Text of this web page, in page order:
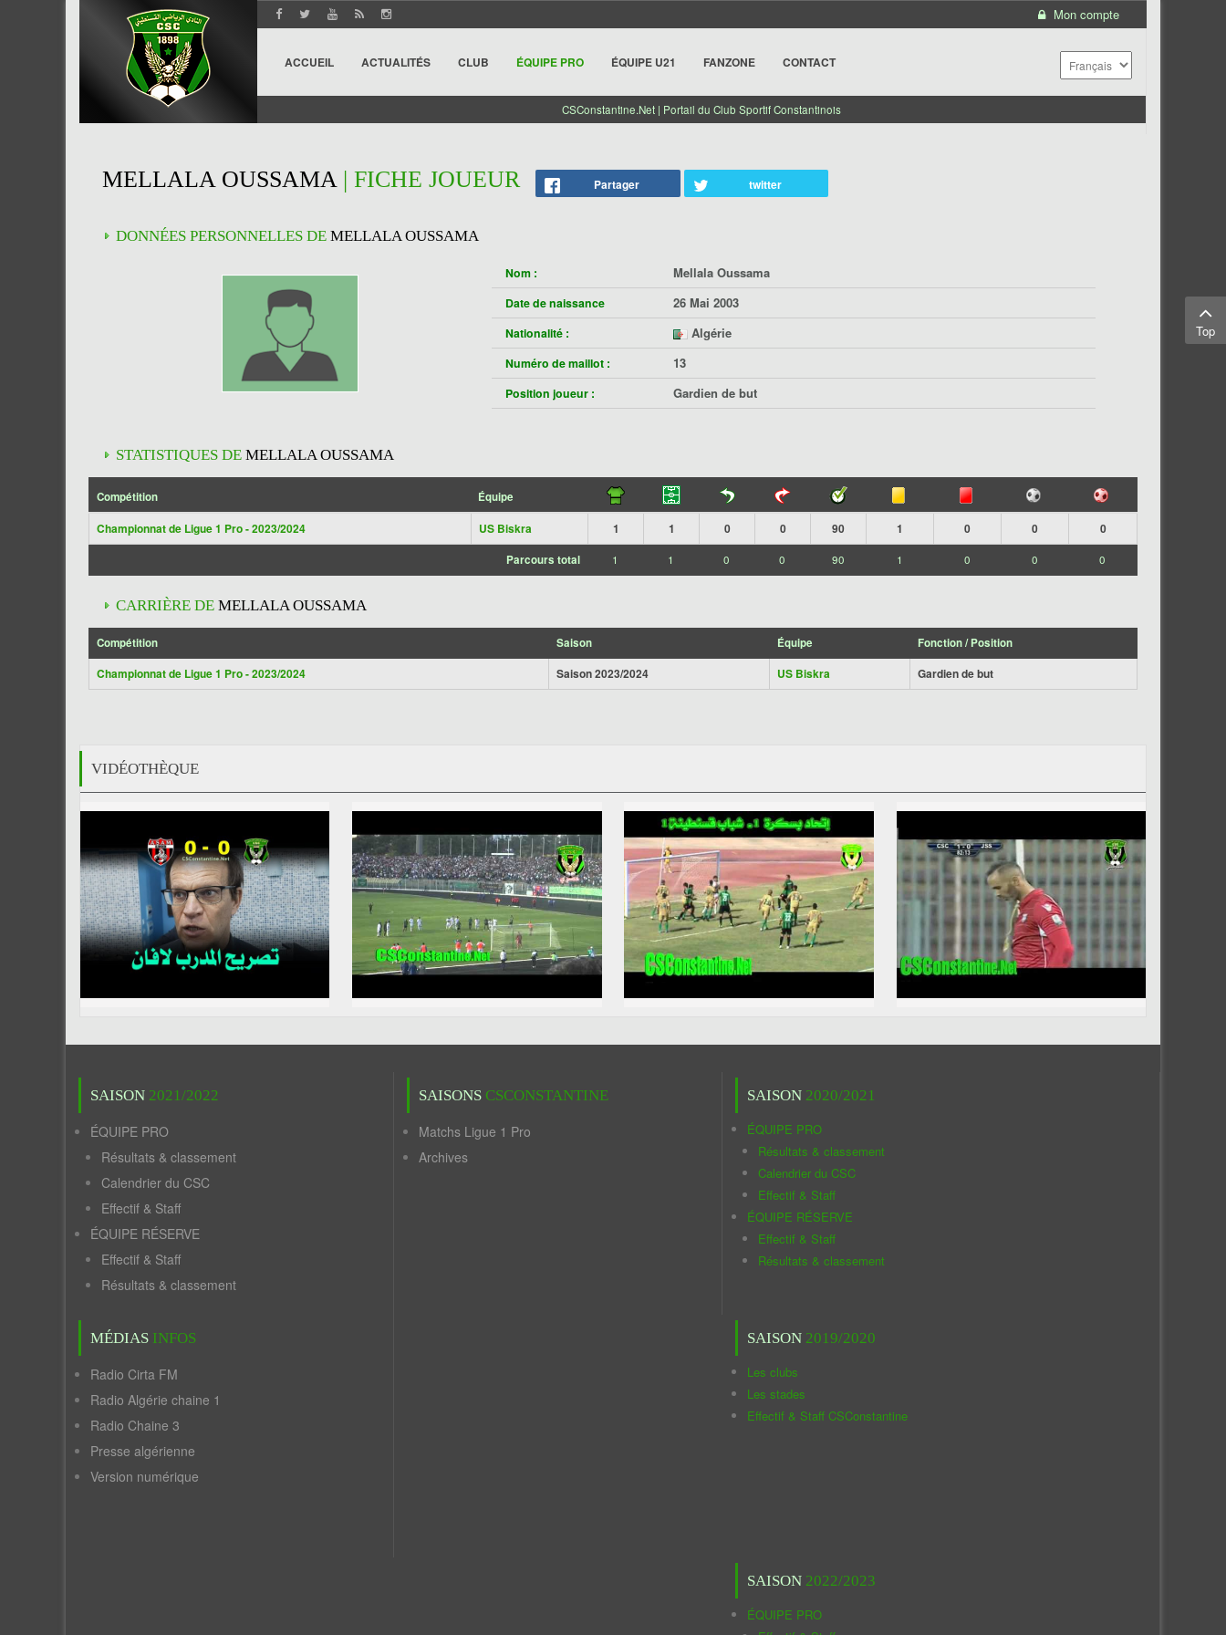
Mon compte
ACCUEIL ACTUALITÉS CLUB ÉQUIPE PRO ÉQUIPE U21 FANZONE CONTACT
CSConstantine.Net | Portail du Club Sportif Constantinois
MELLALA OUSSAMA| FICHE JOUEUR Partager twitter
DONNÉES PERSONNELLES DE MELLALA OUSSAMA
Nom : Mellala Oussama
Date de naissance 26 Mai 2003
Nationalité : Algérie
Numéro de maillot : 13
Position joueur : Gardien de but
STATISTIQUES DE MELLALA OUSSAMA
Compétition Équipe
Championnat de Ligue 1 Pro - 2023/2024 US Biskra 1 1 0 0 90 1 0 0 0
Parcours total 1 1 0 0 90 1 0 0 0
CARRIÈRE DE MELLALA OUSSAMA
Compétition Saison Équipe Fonction / Position
Championnat de Ligue 1 Pro - 2023/2024 Saison 2023/2024 US Biskra Gardien de but
VIDÉOTHÈQUE
SAISON 2021/2022
ÉQUIPE PRO
Résultats & classement
Calendrier du CSC
Effectif & Staff
ÉQUIPE RÉSERVE
Effectif & Staff
Résultats & classement
MÉDIAS INFOS
Radio Cirta FM
Radio Algérie chaine 1
Radio Chaine 3
Presse algérienne
Version numérique
SAISONS CSCONSTANTINE
Matchs Ligue 1 Pro
Archives
SAISON 2020/2021
ÉQUIPE PRO
Résultats & classement
Calendrier du CSC
Effectif & Staff
ÉQUIPE RÉSERVE
Effectif & Staff
Résultats & classement
SAISON 2019/2020
Les clubs
Les stades
Effectif & Staff CSConstantine
SAISON 2022/2023
ÉQUIPE PRO
Top